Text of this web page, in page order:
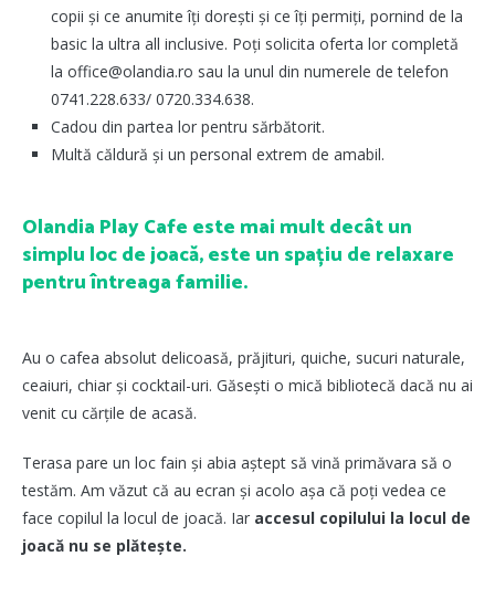
copii și ce anumite îți dorești și ce îți permiți, pornind de la
basic la ultra all inclusive. Poți solicita oferta lor completă
la office@olandia.ro sau la unul din numerele de telefon
0741.228.633/ 0720.334.638.
Cadou din partea lor pentru sărbătorit.
Multă căldură și un personal extrem de amabil.
Olandia Play Cafe este mai mult decât un
simplu loc de joacă, este un spațiu de relaxare
pentru întreaga familie.
Au o cafea absolut delicoasă, prăjituri, quiche, sucuri naturale,
ceaiuri, chiar și cocktail-uri. Găsești o mică bibliotecă dacă nu ai
venit cu cărțile de acasă.
Terasa pare un loc fain și abia aștept să vină primăvara să o
testăm. Am văzut că au ecran și acolo așa că poți vedea ce
face copilul la locul de joacă. Iar accesul copilului la locul de
joacă nu se plătește.